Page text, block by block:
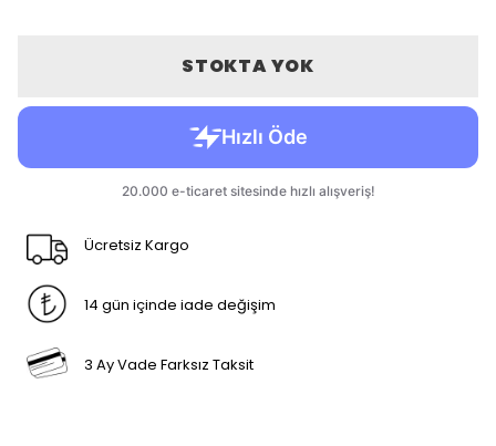
STOKTA YOK
Ücretsiz Kargo
14 gün içinde iade değişim
3 Ay Vade Farksız Taksit